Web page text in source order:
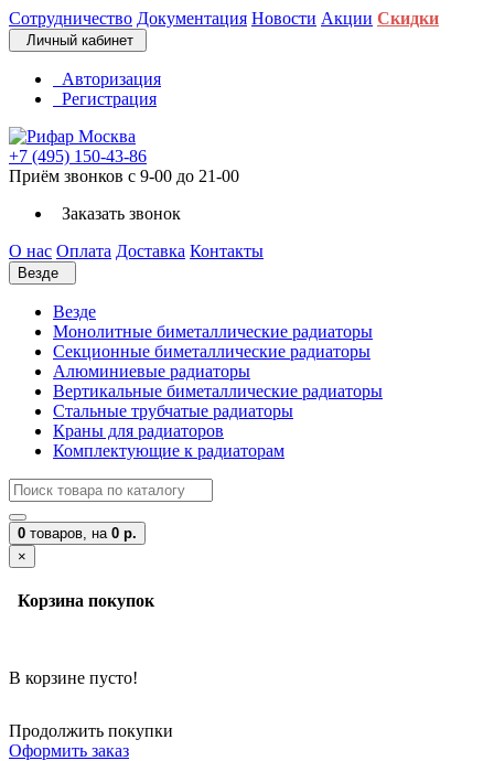
Сотрудничество Документация Новости Акции Скидки
Личный кабинет
Авторизация
Регистрация
+7 (495) 150-43-86
Приём звонков с 9-00 до 21-00
Заказать звонок
О нас Оплата Доставка Контакты
Везде
Везде
Монолитные биметаллические радиаторы
Секционные биметаллические радиаторы
Алюминиевые радиаторы
Вертикальные биметаллические радиаторы
Стальные трубчатые радиаторы
Краны для радиаторов
Комплектующие к радиаторам
0 товаров, на 0 р.
×
Корзина покупок
В корзине пусто!
Продолжить покупки
Оформить заказ